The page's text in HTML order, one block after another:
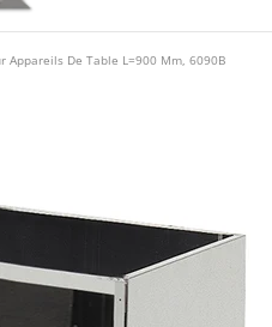
Appareils De Table L=900 Mm, 6090B